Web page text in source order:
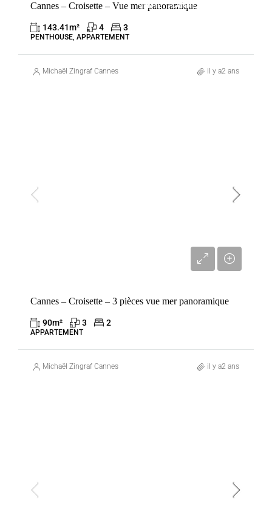
VENTE CANNES
Cannes – Croisette – Vue mer panoramique
143.41m² 4 3
PENTHOUSE, APPARTEMENT
Michaël Zingraf Cannes il y a2 ans
Cannes – Croisette – 3 pièces vue mer panoramique
90m² 3 2
APPARTEMENT
Michaël Zingraf Cannes il y a2 ans